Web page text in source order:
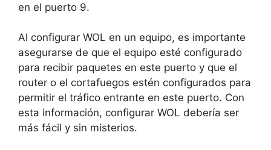
en el puerto 9.
Al configurar WOL en un equipo, es importante
asegurarse de que el equipo esté configurado
para recibir paquetes en este puerto y que el
router o el cortafuegos estén configurados para
permitir el tráfico entrante en este puerto. Con
esta información, configurar WOL debería ser
más fácil y sin misterios.